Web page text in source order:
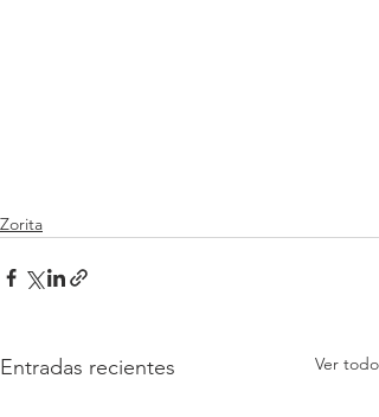
Zorita
Entradas recientes Ver todo